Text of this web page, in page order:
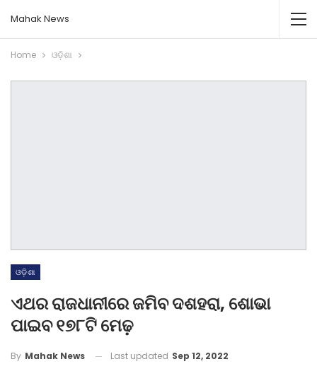
Mahak News
Home ଓଡ଼ିଶା
ଓଡ଼ିଶା
ଏଥର ରାଜଧାନୀରେ ଜମିବ ଦଶହରା, ଶୋଭା
ପାଇବ ୧୭୮ଟି ମେଢ଼
By Mahak News Last updated Sep 12, 2022